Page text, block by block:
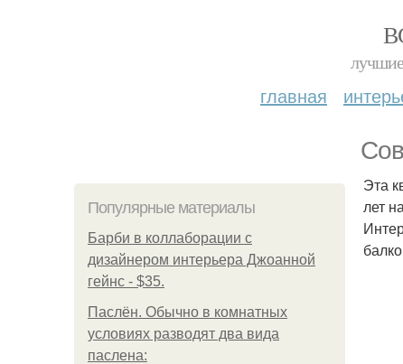
главная
Популярные материалы
Барби в коллаборации с
дизайнером интерьера Джоанной
гейнс - $35.
Паслён. Обычно в комнатных
условиях разводят два вида
паслена:
Эта
лет